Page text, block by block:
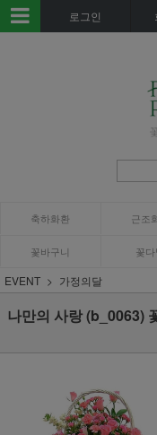
로그인
축하화환 근조
꽃바구니 꽃
EVENT 가정의달
나만의 사랑 (b_0063)